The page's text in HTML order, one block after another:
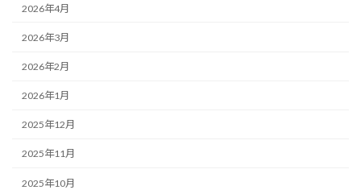
2026年4月
2026年3月
2026年2月
2026年1月
2025年12月
2025年11月
2025年10月